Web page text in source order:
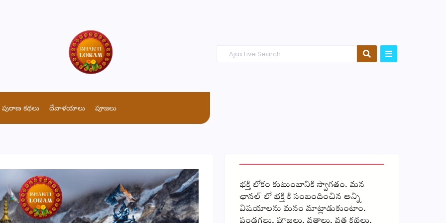
పురాణ కథలు దేవాళయాలు పూజలు
భక్తి లోకం కుటుంబానికి స్వాగతం. మన
ఛానల్ లో భక్తి కి సంబందించిన అన్ని
విషయాలను మనం మాట్లాడుకుంటాం.
పండగలు, పూజలు, వ్రతాలు, వ్రత కథలు,